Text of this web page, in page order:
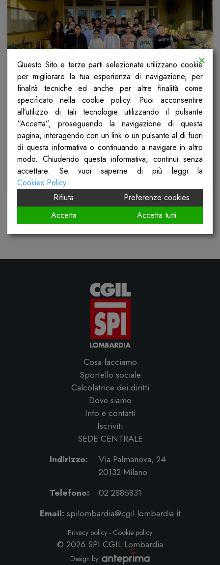
1^C – IC Somaglia – Lodi
Pubblicato il
7 Maggio 2026
Scopri
Cosa facciamo
Sportello sociale
Calcolatrice dei diritti
Dove siamo
Info e contatti
Iscriviti
SEDE CENTRALE
Indirizzo:
Via Palmanova, 24
20132 Milano
Telefono:
02 2885831
Email: spilombardia@cgil.lombardia.it
Privacy policy - Cookie policy
© 2026 SPI CGIL Lombardia
Design by
Questo Sito e terze parti selezionate utilizzano cookie
per migliorare la tua esperienza di navigazione, per
finalità tecniche ed anche per altre finalità come
specificato nella cookie policy. Puoi acconsentire
all’utilizzo di tali tecnologie utilizzando il pulsante
“Accetta”, proseguendo la navigazione di questa
pagina, interagendo con un link o un pulsante al di fuori
di questa informativa o continuando a navigare in altro
modo. Chiudendo questa informativa, continui senza
accettare. Se vuoi saperne di più leggi la
Cookies Policy
Rifiuta
Preferenze cookies
Accetta
Accetta tutti